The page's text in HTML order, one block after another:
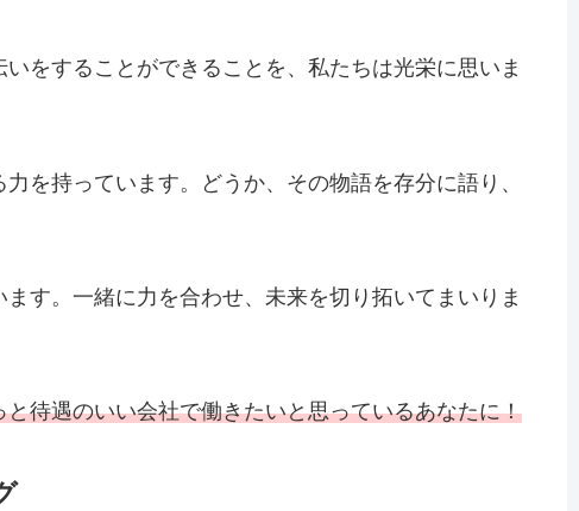
をすることができることを、私たちは光栄に思いま
を持っています。どうか、その物語を存分に語り、
す。一緒に力を合わせ、未来を切り拓いてまいりま
待遇のいい会社で働きたいと思っているあなたに！